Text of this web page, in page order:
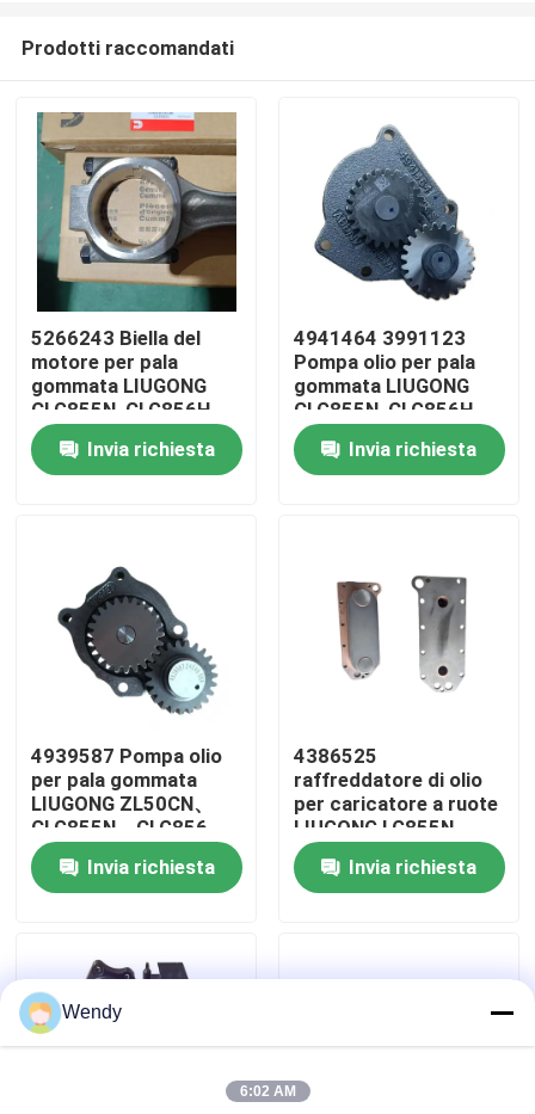
Casa
Circa noi
Giro della fabbrica
Controllo di qualità
Contattici
Casi
Prodotti raccomandati
5266243 Biella del
motore per pala
gommata LIUGONG
CLG855N, CLG856H,
ZL50CN, CLG862H
Motore QSC8.3,
ISL8.9, QSL9
Invia richiesta
4941464 3991123
Pompa olio per pala
gommata LIUGONG
CLG855N, CLG856H,
CLG862H Motore
6CT8.3, 6C8.3,
ISC8.3, QSC8.3,
Invia richiesta
4939587 Pompa olio
per pala gommata
LIUGONG ZL50CN、
CLG855N、CLG856、
CLG856H LW500KL
Escavatore
CLG922LC、CLG925LC
Invia richiesta
4386525
raffreddatore di olio
per caricatore a ruote
LIUGONG LG855N、
CLG856H、ZL50CN
escavatore
CLG936LC、CLG939LC
Invia richiesta
Wendy
6:02 AM